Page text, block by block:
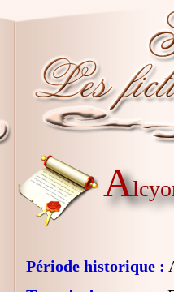
A
Période historique :